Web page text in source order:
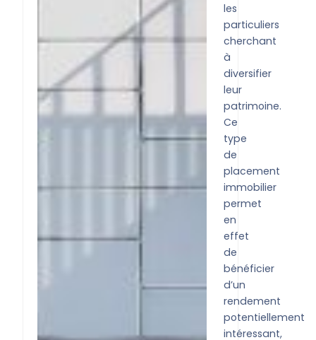
les
particuliers
cherchant
à
diversifier
leur
patrimoine.
Ce
type
de
placement
immobilier
permet
en
effet
de
bénéficier
d’un
rendement
potentiellement
intéressant,